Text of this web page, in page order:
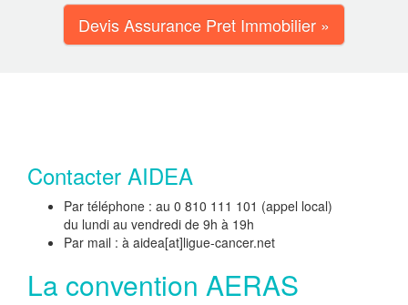
Devis Assurance Pret Immobilier »
Contacter AIDEA
Par téléphone : au 0 810 111 101 (appel local)
du lundi au vendredi de 9h à 19h
Par mail : à aidea[at]ligue-cancer.net
La convention AERAS